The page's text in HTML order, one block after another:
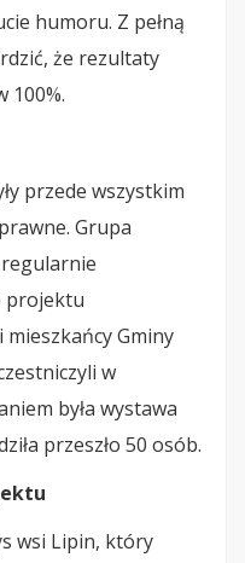
humoru. Z pełną
że rezultaty
100%.
przede wszystkim
Grupa
regularnie
projektu
Gminy
w
była wystawa
przeszło 50 osób.
wsi Lipin, który